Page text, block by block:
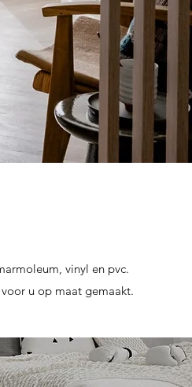
vinyl en pvc.
u op maat gemaakt.